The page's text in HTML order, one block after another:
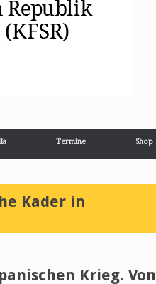
Termine Shop
Kader in
Krieg. Von